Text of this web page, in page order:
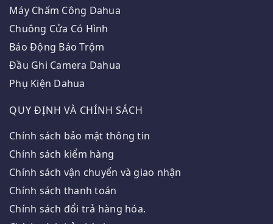
Máy Chấm Công Dahua
Chuông Cửa Có Hình
Báo Động Báo Trộm
Đầu Ghi Camera Dahua
Phụ Kiện Dahua
QUY ĐỊNH VÀ CHÍNH SÁCH
Chính sách bảo mật thông tin
Chính sách kiểm hàng
Chính sách vận chuyển và giao nhận
Chính sách thanh toán
Chính sách đổi trả hàng hóa.